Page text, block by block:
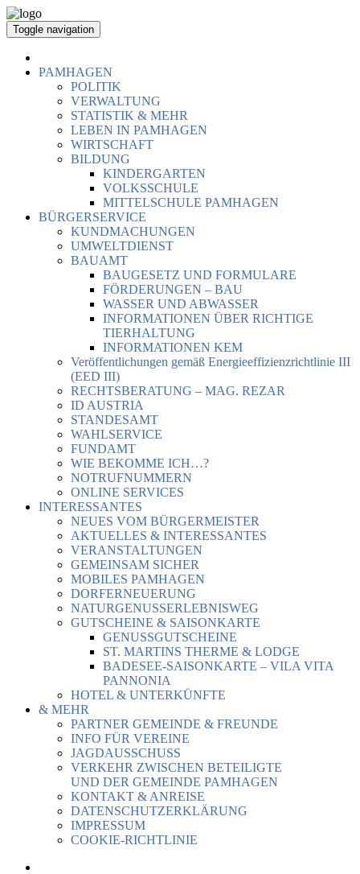
Toggle navigation
PAMHAGEN
POLITIK
VERWALTUNG
STATISTIK & MEHR
LEBEN IN PAMHAGEN
WIRTSCHAFT
BILDUNG
KINDERGARTEN
VOLKSSCHULE
MITTELSCHULE PAMHAGEN
BÜRGERSERVICE
KUNDMACHUNGEN
UMWELTDIENST
BAUAMT
BAUGESETZ UND FORMULARE
FÖRDERUNGEN – BAU
WASSER UND ABWASSER
INFORMATIONEN ÜBER RICHTIGE
TIERHALTUNG
INFORMATIONEN KEM
Veröffentlichungen gemäß Energieeffizienzrichtlinie III
(EED III)
RECHTSBERATUNG – MAG. REZAR
ID AUSTRIA
STANDESAMT
WAHLSERVICE
FUNDAMT
WIE BEKOMME ICH…?
NOTRUFNUMMERN
ONLINE SERVICES
INTERESSANTES
NEUES VOM BÜRGERMEISTER
AKTUELLES & INTERESSANTES
VERANSTALTUNGEN
GEMEINSAM SICHER
MOBILES PAMHAGEN
DORFERNEUERUNG
NATURGENUSSERLEBNISWEG
GUTSCHEINE & SAISONKARTE
GENUSSGUTSCHEINE
ST. MARTINS THERME & LODGE
BADESEE-SAISONKARTE – VILA VITA
PANNONIA
HOTEL & UNTERKÜNFTE
& MEHR
PARTNER GEMEINDE & FREUNDE
INFO FÜR VEREINE
JAGDAUSSCHUSS
VERKEHR ZWISCHEN BETEILIGTE
UND DER GEMEINDE PAMHAGEN
KONTAKT & ANREISE
DATENSCHUTZERKLÄRUNG
IMPRESSUM
COOKIE-RICHTLINIE